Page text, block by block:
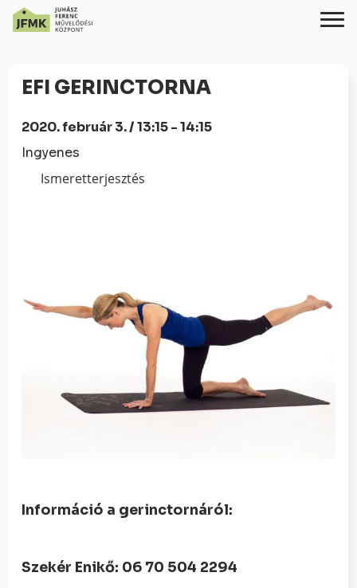
Content
navigációhoz
EFI GERINCTORNA
2020. február 3. / 13:15 - 14:15
Ingyenes
Ismeretterjesztés
Információ a gerinctornáról:
Szekér Enikő: 06 70 504 2294